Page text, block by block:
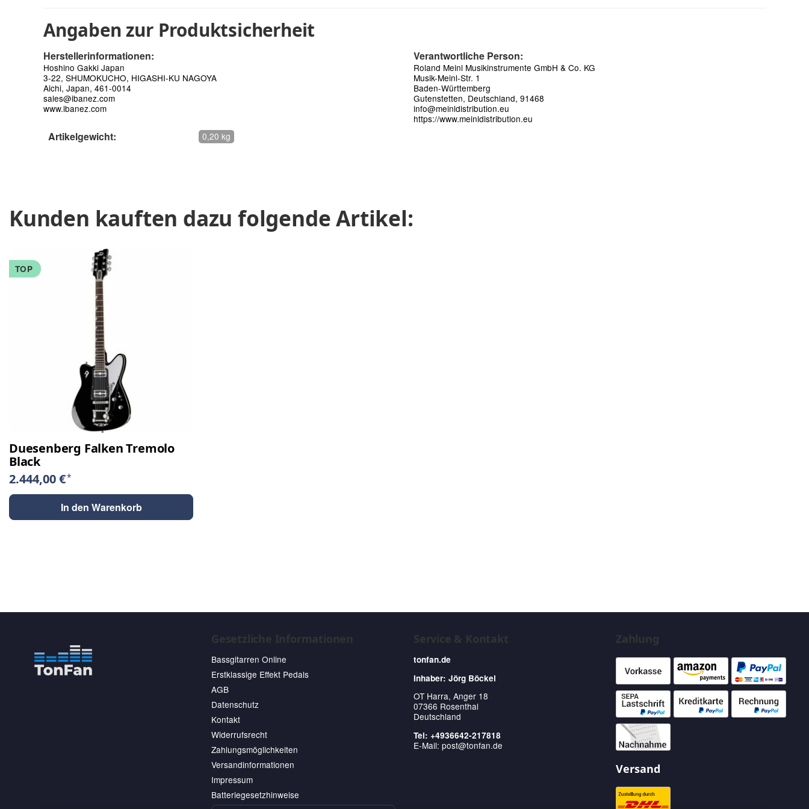
Angaben zur Produktsicherheit
Herstellerinformationen:
Hoshino Gakki Japan
3-22, SHUMOKUCHO, HIGASHI-KU NAGOYA
Aichi, Japan, 461-0014
sales@ibanez.com
www.ibanez.com
Verantwortliche Person:
Roland Meinl Musikinstrumente GmbH & Co. KG
Musik-Meinl-Str. 1
Baden-Württemberg
Gutenstetten, Deutschland, 91468
info@meinldistribution.eu
https://www.meinldistribution.eu
Artikelgewicht: 0,20 kg
Kunden kauften dazu folgende Artikel:
TOP
Duesenberg Falken Tremolo
Black
2.444,00 €*
In den Warenkorb
Gesetzliche Informationen
Bassgitarren Online
Erstklassige Effekt Pedals
AGB
Datenschutz
Kontakt
Widerrufsrecht
Zahlungsmöglichkeiten
Versandinformationen
Impressum
Batteriegesetzhinweise
Service & Kontakt
tonfan.de
Inhaber: Jörg Böckel
OT Harra, Anger 18
07366 Rosenthal
Deutschland
Tel: +4936642-217818
E-Mail: post@tonfan.de
Versand